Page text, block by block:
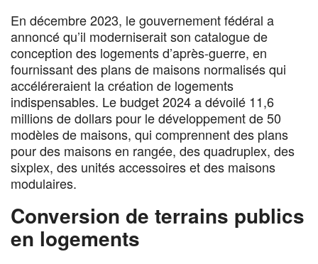
En décembre 2023, le gouvernement fédéral a
annoncé qu’il moderniserait son catalogue de
conception des logements d’après-guerre, en
fournissant des plans de maisons normalisés qui
accéléreraient la création de logements
indispensables. Le budget 2024 a dévoilé 11,6
millions de dollars pour le développement de 50
modèles de maisons, qui comprennent des plans
pour des maisons en rangée, des quadruplex, des
sixplex, des unités accessoires et des maisons
modulaires.
Conversion de terrains publics
en logements